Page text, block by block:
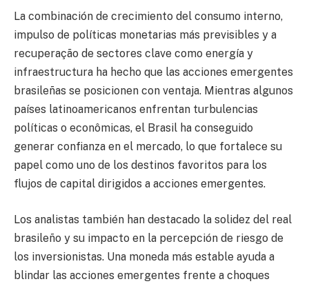
La combinación de crecimiento del consumo interno,
impulso de políticas monetarias más previsibles y a
recuperação de sectores clave como energía y
infraestructura ha hecho que las acciones emergentes
brasileñas se posicionen con ventaja. Mientras algunos
países latinoamericanos enfrentan turbulencias
políticas o econômicas, el Brasil ha conseguido
generar confianza en el mercado, lo que fortalece su
papel como uno de los destinos favoritos para los
flujos de capital dirigidos a acciones emergentes.
Los analistas también han destacado la solidez del real
brasileño y su impacto en la percepción de riesgo de
los inversionistas. Una moneda más estable ayuda a
blindar las acciones emergentes frente a choques